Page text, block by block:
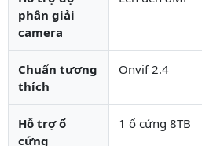
phân giải
camera
Chuẩn tương
thích
Onvif 2.4
Hỗ trợ ổ
cứng
1 ổ cứng 8TB